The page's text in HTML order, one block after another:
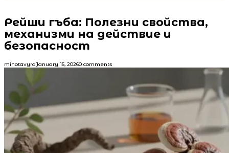
Рейши гъба: Полезни свойства,
механизми на действие и
безопасност
minotavyraJanuary 15, 20260 comments